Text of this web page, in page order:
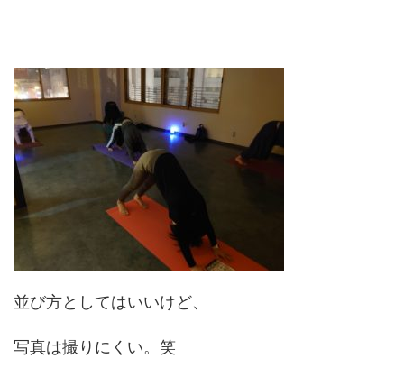
並び方としてはいいけど、
写真は撮りにくい。笑